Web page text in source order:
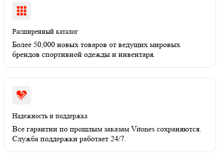
Расширенный каталог
Более 50,000 новых товаров от ведущих мировых
брендов спортивной одежды и инвентаря.
Надежность и поддержка
Все гарантии по прошлым заказам Vitones сохраняются.
Служба поддержки работает 24/7.